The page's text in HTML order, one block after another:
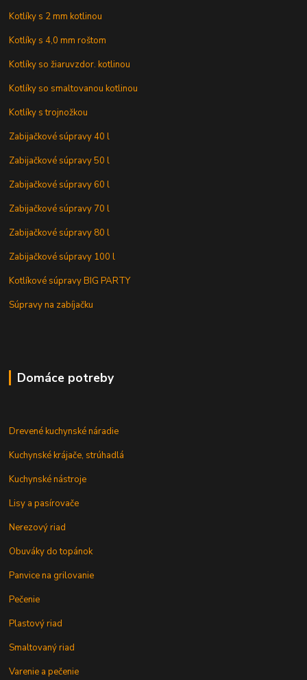
Kotlíky s 2 mm kotlinou
Kotlíky s 4,0 mm roštom
Kotlíky so žiaruvzdor. kotlinou
Kotlíky so smaltovanou kotlinou
Kotlíky s trojnožkou
Zabijačkové súpravy 40 l
Zabijačkové súpravy 50 l
Zabijačkové súpravy 60 l
Zabijačkové súpravy 70 l
Zabijačkové súpravy 80 l
Zabijačkové súpravy 100 l
Kotlíkové súpravy BIG PARTY
Súpravy na zabíjačku
Domáce potreby
Drevené kuchynské náradie
Kuchynské krájače, strúhadlá
Kuchynské nástroje
Lisy a pasírovače
Nerezový riad
Obuváky do topánok
Panvice na grilovanie
Pečenie
Plastový riad
Smaltovaný riad
Varenie a pečenie